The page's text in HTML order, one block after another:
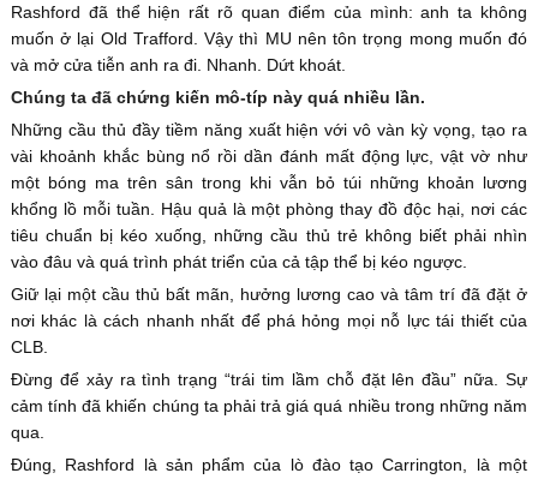
Rashford đã thể hiện rất rõ quan điểm của mình: anh ta không
muốn ở lại Old Trafford. Vậy thì MU nên tôn trọng mong muốn đó
và mở cửa tiễn anh ra đi. Nhanh. Dứt khoát.
Chúng ta đã chứng kiến mô-típ này quá nhiều lần.
Những cầu thủ đầy tiềm năng xuất hiện với vô vàn kỳ vọng, tạo ra
vài khoảnh khắc bùng nổ rồi dần đánh mất động lực, vật vờ như
một bóng ma trên sân trong khi vẫn bỏ túi những khoản lương
khổng lồ mỗi tuần. Hậu quả là một phòng thay đồ độc hại, nơi các
tiêu chuẩn bị kéo xuống, những cầu thủ trẻ không biết phải nhìn
vào đâu và quá trình phát triển của cả tập thể bị kéo ngược.
Giữ lại một cầu thủ bất mãn, hưởng lương cao và tâm trí đã đặt ở
nơi khác là cách nhanh nhất để phá hỏng mọi nỗ lực tái thiết của
CLB.
Đừng để xảy ra tình trạng “trái tim lầm chỗ đặt lên đầu” nữa. Sự
cảm tính đã khiến chúng ta phải trả giá quá nhiều trong những năm
qua.
Đúng, Rashford là sản phẩm của lò đào tạo Carrington, là một